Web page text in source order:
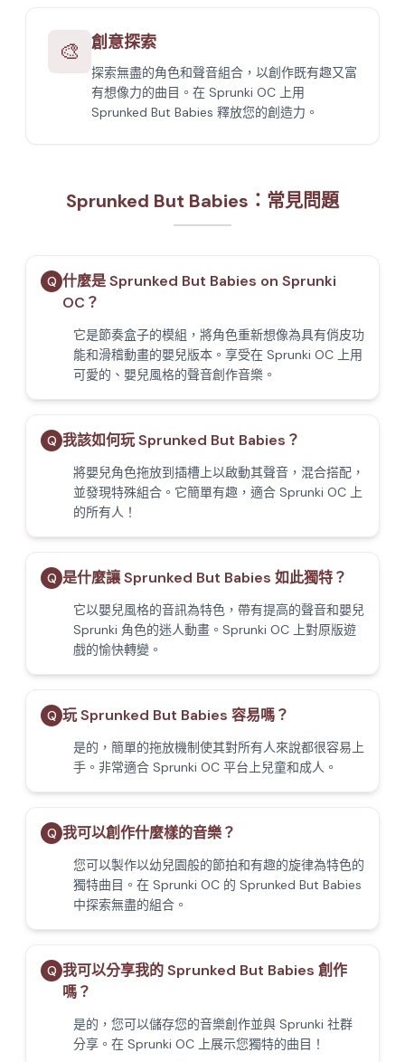
🎨 創意探索
探索無盡的角色和聲音組合，以創作既有趣又富
有想像力的曲目。在 Sprunki OC 上用
Sprunked But Babies 釋放您的創造力。
Sprunked But Babies：常見問題
Q 什麼是 Sprunked But Babies on Sprunki
OC？
它是節奏盒子的模組，將角色重新想像為具有俏皮功
能和滑稽動畫的嬰兒版本。享受在 Sprunki OC 上用
可愛的、嬰兒風格的聲音創作音樂。
Q 我該如何玩 Sprunked But Babies？
將嬰兒角色拖放到插槽上以啟動其聲音，混合搭配，
並發現特殊組合。它簡單有趣，適合 Sprunki OC 上
的所有人！
Q 是什麼讓 Sprunked But Babies 如此獨特？
它以嬰兒風格的音訊為特色，帶有提高的聲音和嬰兒
Sprunki 角色的迷人動畫。Sprunki OC 上對原版遊
戲的愉快轉變。
Q 玩 Sprunked But Babies 容易嗎？
是的，簡單的拖放機制使其對所有人來說都很容易上
手。非常適合 Sprunki OC 平台上兒童和成人。
Q 我可以創作什麼樣的音樂？
您可以製作以幼兒園般的節拍和有趣的旋律為特色的
獨特曲目。在 Sprunki OC 的 Sprunked But Babies
中探索無盡的組合。
Q 我可以分享我的 Sprunked But Babies 創作
嗎？
是的，您可以儲存您的音樂創作並與 Sprunki 社群
分享。在 Sprunki OC 上展示您獨特的曲目！